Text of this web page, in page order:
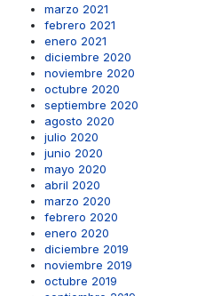
marzo 2021
febrero 2021
enero 2021
diciembre 2020
noviembre 2020
octubre 2020
septiembre 2020
agosto 2020
julio 2020
junio 2020
mayo 2020
abril 2020
marzo 2020
febrero 2020
enero 2020
diciembre 2019
noviembre 2019
octubre 2019